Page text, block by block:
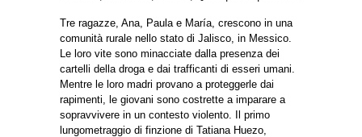
Tre ragazze, Ana, Paula e María, crescono in una
comunità rurale nello stato di Jalisco, in Messico.
Le loro vite sono minacciate dalla presenza dei
cartelli della droga e dai trafficanti di esseri umani.
Mentre le loro madri provano a proteggerle dai
rapimenti, le giovani sono costrette a imparare a
sopravvivere in un contesto violento. Il primo
lungometraggio di finzione di Tatiana Huezo,